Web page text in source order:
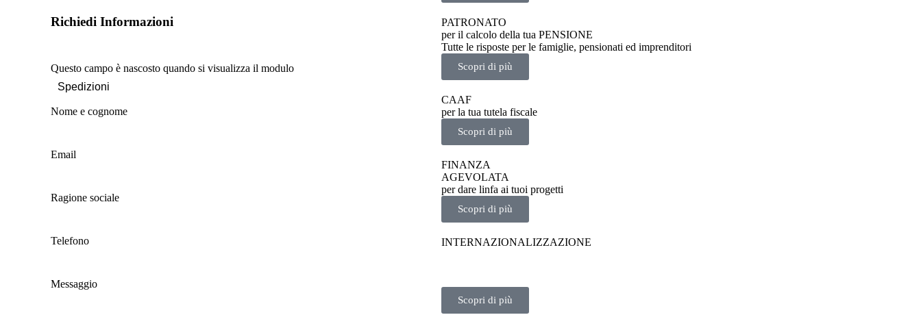
Richiedi Informazioni
Questo campo è nascosto quando si visualizza il modulo
Nome e cognome
Email
Ragione sociale
Telefono
Messaggio
PATRONATO
per il calcolo della tua PENSIONE
Tutte le risposte per le famiglie, pensionati ed imprenditori
Scopri di più
CAAF
per la tua tutela fiscale
Scopri di più
FINANZA
AGEVOLATA
per dare linfa ai tuoi progetti
Scopri di più
INTERNAZIONALIZZAZIONE
Scopri di più